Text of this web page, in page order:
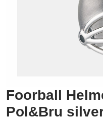
Foorball
Pol&Bru